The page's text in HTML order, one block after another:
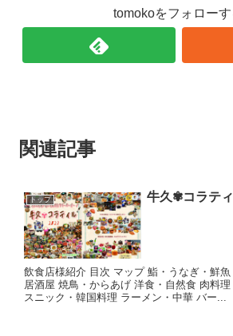
tomokoをフォローす
関連記事
トップ 牛久✾コラテ
飲食店様紹介 目次 マップ 鮨・うなぎ・鮮魚
居酒屋 焼鳥・からあげ 洋食・自然食 肉料
スニック・韓国料理 ラーメン・中華 バー...